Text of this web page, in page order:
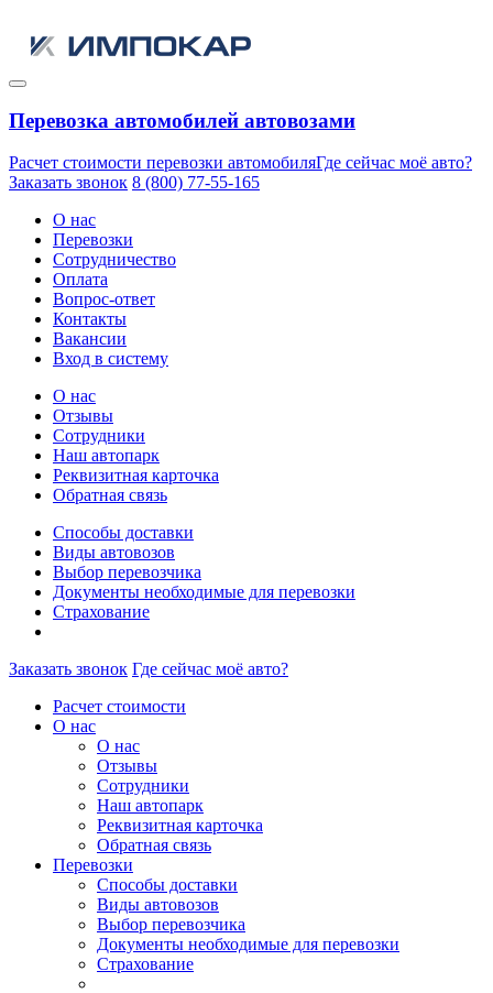
Перевозка автомобилей автовозами
Расчет стоимости перевозки автомобиляГде сейчас моё авто?
Заказать звонок 8 (800) 77-55-165
О нас
Перевозки
Сотрудничество
Оплата
Вопрос-ответ
Контакты
Вакансии
Вход в систему
О нас
Отзывы
Сотрудники
Наш автопарк
Реквизитная карточка
Обратная связь
Способы доставки
Виды автовозов
Выбор перевозчика
Документы необходимые для перевозки
Страхование
Заказать звонок Где сейчас моё авто?
Расчет стоимости
О нас
О нас
Отзывы
Сотрудники
Наш автопарк
Реквизитная карточка
Обратная связь
Перевозки
Способы доставки
Виды автовозов
Выбор перевозчика
Документы необходимые для перевозки
Страхование